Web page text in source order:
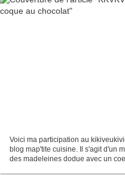
Voici ma participation au
blog map'tite cuisine. Il s'agit d'un
des madeleines dodue avec un